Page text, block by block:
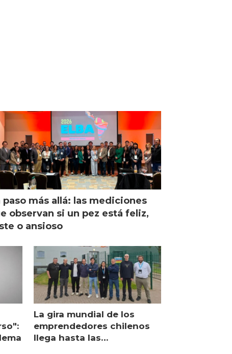
paso más allá: las mediciones
observan si un pez está feliz,
o ansioso
La gira mundial de los
emprendedores chilenos
llega hasta las